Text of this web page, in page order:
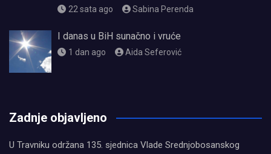
22 sata ago Sabina Perenda
I danas u BiH sunačno i vruće
1 dan ago Aida Seferović
Zadnje objavljeno
U Travniku održana 135. sjednica Vlade Srednjobosanskog